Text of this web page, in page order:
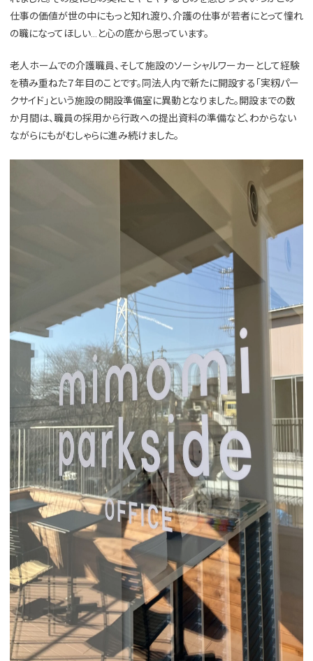
仕事の価値が世の中にもっと知れ渡り、介護の仕事が若者にとって憧れ
の職になってほしい…と心の底から思っています。
老人ホームでの介護職員、そして施設のソーシャルワーカーとして経験
を積み重ねた７年目のことです。同法人内で新たに開設する「実籾パー
クサイド」という施設の開設準備室に異動となりました。開設までの数
か月間は、職員の採用から行政への提出資料の準備など、わからない
ながらにもがむしゃらに進み続けました。